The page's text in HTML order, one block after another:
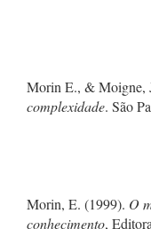
Morin E., & Moigne,
complexidade. São
Morin, E. (1999). O
conhecimento,